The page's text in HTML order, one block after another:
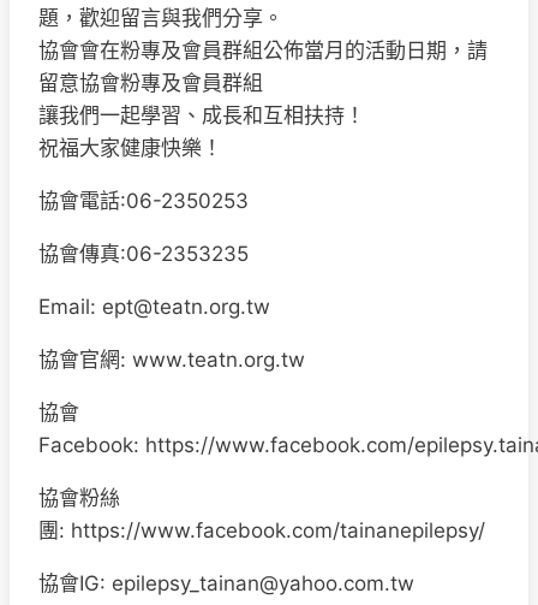
題，歡迎留言與我們分享。
協會會在粉專及會員群組公佈當月的活動日期，請
留意協會粉專及會員群組
讓我們一起學習、成長和互相扶持！
祝福大家健康快樂！
協會電話:06-2350253
協會傳真:06-2353235
Email: ept@teatn.org.tw
協會官網: www.teatn.org.tw
協會
Facebook: https://www.facebook.com/
協會粉絲
團: https://www.facebook.com/tainanepilepsy/
協會IG: epilepsy_tainan@yahoo.com.tw